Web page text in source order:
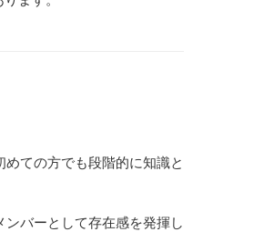
ての方でも段階的に知識と
バーとして存在感を発揮し